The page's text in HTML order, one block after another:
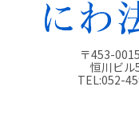
〒453-
恒川ビル
TEL:052-